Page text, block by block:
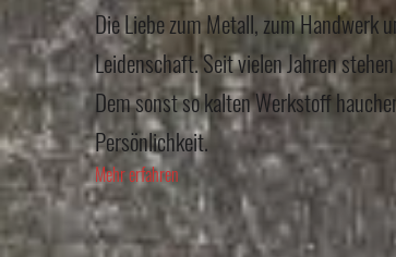
Die Liebe zum Metall, zum Handwerk
Leidenschaft. Seit vielen Jahren
Dem sonst so kalten Werkstoff
Persönlichkeit.
Mehr erfahren